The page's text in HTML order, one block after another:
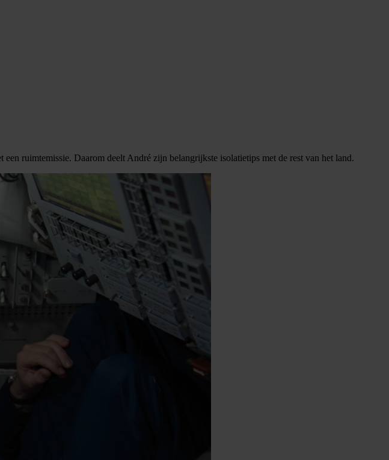
ruimtemissie. Daarom deelt André zijn belangrijkste isolatietips met de rest van het land.